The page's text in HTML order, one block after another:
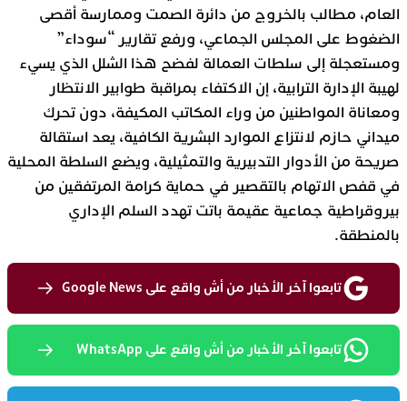
العام، مطالب بالخروج من دائرة الصمت وممارسة أقصى
الضغوط على المجلس الجماعي، ورفع تقارير “سوداء”
ومستعجلة إلى سلطات العمالة لفضح هذا الشلل الذي يسيء
لهيبة الإدارة الترابية، إن الاكتفاء بمراقبة طوابير الانتظار
ومعاناة المواطنين من وراء المكاتب المكيفة، دون تحرك
ميداني حازم لانتزاع الموارد البشرية الكافية، يعد استقالة
صريحة من الأدوار التدبيرية والتمثيلية، ويضع السلطة المحلية
في قفص الاتهام بالتقصير في حماية كرامة المرتفقين من
بيروقراطية جماعية عقيمة باتت تهدد السلم الإداري
بالمنطقة.
تابعوا آخر الأخبار من أش واقع على Google News
تابعوا آخر الأخبار من أش واقع على WhatsApp